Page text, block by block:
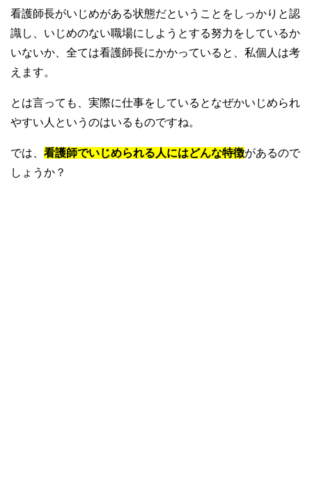
看護師長がいじめがある状態だということをしっかりと認
識し、いじめのない職場にしようとする努力をしているか
いないか、全ては看護師長にかかっていると、私個人は考
えます。
とは言っても、実際に仕事をしているとなぜかいじめられ
やすい人というのはいるものですね。
では、 看護師でいじめられる人にはどんな特徴があるので
しょうか？